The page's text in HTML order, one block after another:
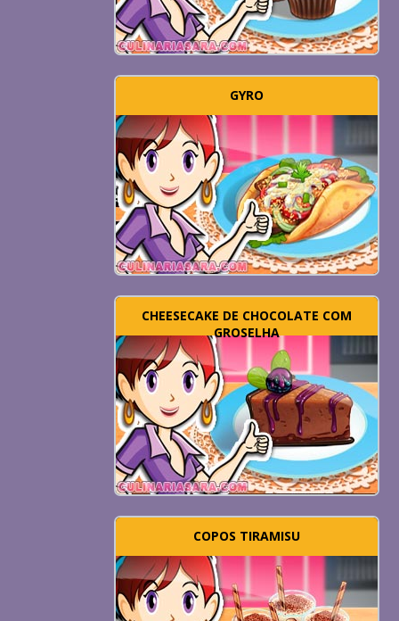
GYRO
CHEESECAKE DE CHOCOLATE COM
GROSELHA
COPOS TIRAMISU